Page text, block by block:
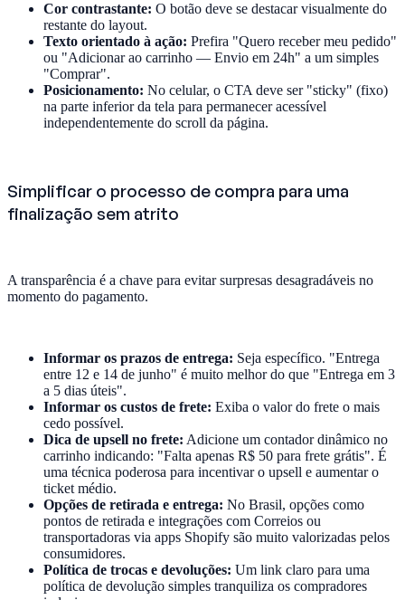
Cor contrastante: O botão deve se destacar visualmente do
restante do layout.
Texto orientado à ação: Prefira "Quero receber meu pedido"
ou "Adicionar ao carrinho — Envio em 24h" a um simples
"Comprar".
Posicionamento: No celular, o CTA deve ser "sticky" (fixo)
na parte inferior da tela para permanecer acessível
independentemente do scroll da página.
Simplificar o processo de compra para uma
finalização sem atrito
A transparência é a chave para evitar surpresas desagradáveis no
momento do pagamento.
Informar os prazos de entrega: Seja específico. "Entrega
entre 12 e 14 de junho" é muito melhor do que "Entrega em 3
a 5 dias úteis".
Informar os custos de frete: Exiba o valor do frete o mais
cedo possível.
Dica de upsell no frete: Adicione um contador dinâmico no
carrinho indicando: "Falta apenas R$ 50 para frete grátis". É
uma técnica poderosa para incentivar o upsell e aumentar o
ticket médio.
Opções de retirada e entrega: No Brasil, opções como
pontos de retirada e integrações com Correios ou
transportadoras via apps Shopify são muito valorizadas pelos
consumidores.
Política de trocas e devoluções: Um link claro para uma
política de devolução simples tranquiliza os compradores